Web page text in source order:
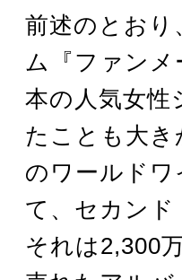
前述のとおり
ム『ファンメ
本の人気女性
たことも大
のワールド
て、セカン
それは2,300